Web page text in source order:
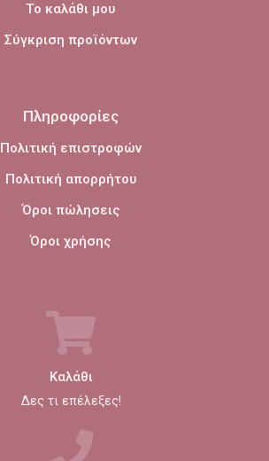
Το καλάθι μου
Σύγκριση προϊόντων
Πληροφορίες
Πολιτική επιστροφών
Πολιτική απορρήτου
Όροι πώλησεις
Όροι χρήσης
Καλάθι
Δες τι επέλεξες!